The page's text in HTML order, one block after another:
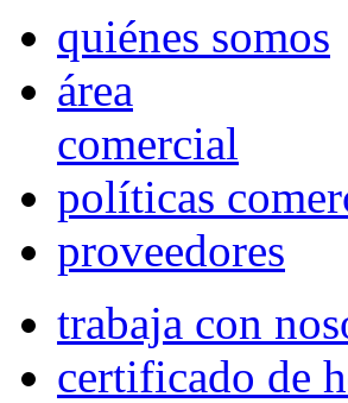
quiénes somos
área
comercial
políticas
proveedores
trabaja con
certificado de